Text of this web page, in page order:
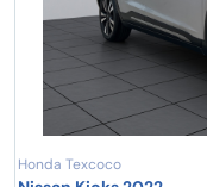
Honda Texcoco